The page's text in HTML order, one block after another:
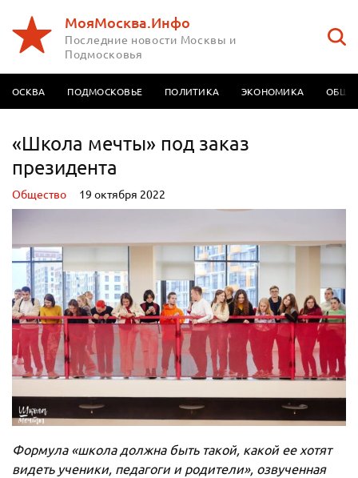
МояМосква.Инфо
Последние новости Москвы и
Подмосковья
МОСКВА ПОДМОСКОВЬЕ ПОЛИТИКА ЭКОНОМИКА
«Школа мечты» под заказ
президента
Oбщество 19 октября 2022
Формула «школа должна быть такой, какой ее хотят
видеть ученики, педагоги и родители», озвученная